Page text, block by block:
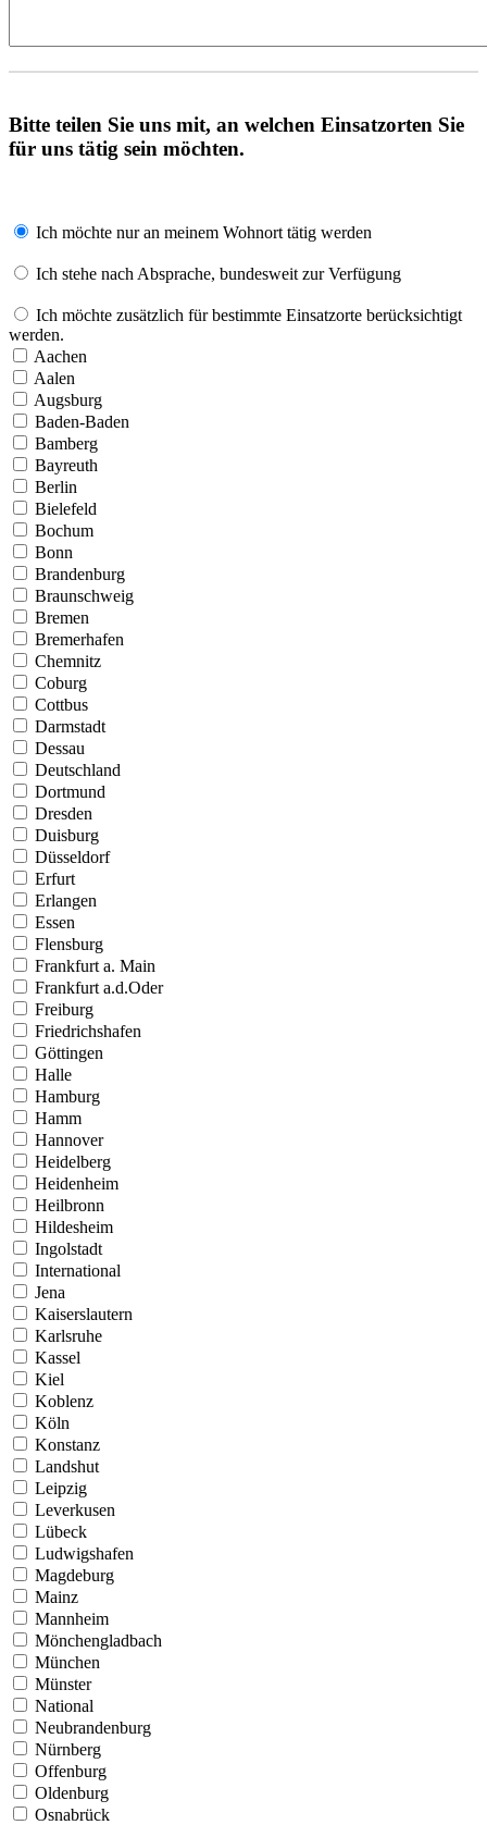
Bitte teilen Sie uns mit, an welchen Einsatzorten Sie
für uns tätig sein möchten.
Ich möchte nur an meinem Wohnort tätig werden
Ich stehe nach Absprache, bundesweit zur Verfügung
Ich möchte zusätzlich für bestimmte Einsatzorte berücksichtigt
werden.
Aachen
Aalen
Augsburg
Baden-Baden
Bamberg
Bayreuth
Berlin
Bielefeld
Bochum
Bonn
Brandenburg
Braunschweig
Bremen
Bremerhafen
Chemnitz
Coburg
Cottbus
Darmstadt
Dessau
Deutschland
Dortmund
Dresden
Duisburg
Düsseldorf
Erfurt
Erlangen
Essen
Flensburg
Frankfurt a. Main
Frankfurt a.d.Oder
Freiburg
Friedrichshafen
Göttingen
Halle
Hamburg
Hamm
Hannover
Heidelberg
Heidenheim
Heilbronn
Hildesheim
Ingolstadt
International
Jena
Kaiserslautern
Karlsruhe
Kassel
Kiel
Koblenz
Köln
Konstanz
Landshut
Leipzig
Leverkusen
Lübeck
Ludwigshafen
Magdeburg
Mainz
Mannheim
Mönchengladbach
München
Münster
National
Neubrandenburg
Nürnberg
Offenburg
Oldenburg
Osnabrück